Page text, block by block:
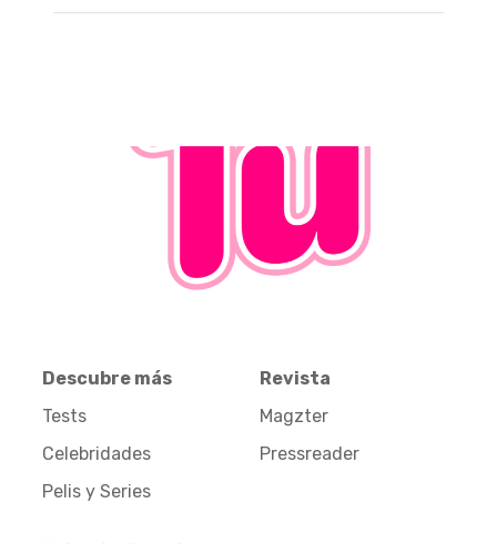
Descubre más
Tests
Celebridades
Pelis y Series
Revista
Magzter
Pressreader